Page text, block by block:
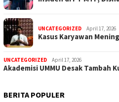
UNCATEGORIZED April 17, 2026
Kasus Karyawan
UNCATEGORIZED April 17, 2026
Akademisi UMMU Desak Tambah
BERITA POPULER